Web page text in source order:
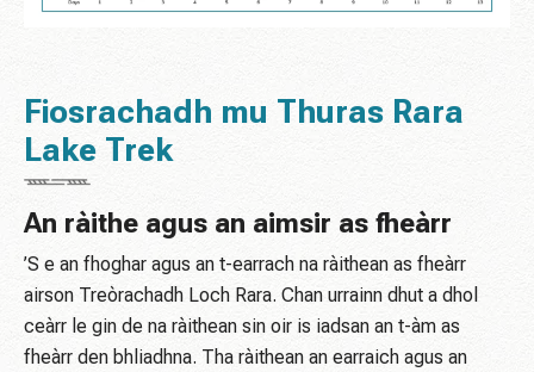
Fiosrachadh mu Thuras Rara
Lake Trek
An ràithe agus an aimsir as fheàrr
’S e an fhoghar agus an t-earrach na ràithean as fheàrr
airson Treòrachadh Loch Rara. Chan urrainn dhut a dhol
ceàrr le gin de na ràithean sin oir is iadsan an t-àm as
fheàrr den bhliadhna. Tha ràithean an earraich agus an